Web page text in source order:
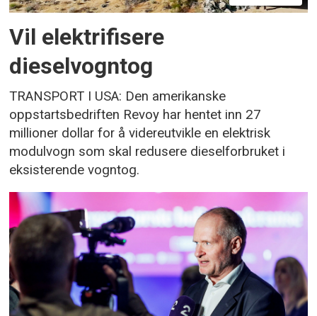
Vil elektrifisere
dieselvogntog
TRANSPORT I USA: Den amerikanske
oppstartsbedriften Revoy har hentet inn 27
millioner dollar for å videreutvikle en elektrisk
modulvogn som skal redusere dieselforbruket i
eksisterende vogntog.